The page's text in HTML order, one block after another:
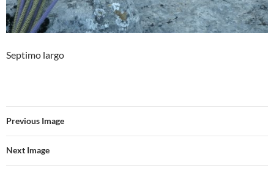
Septimo largo
Previous Image
Next Image